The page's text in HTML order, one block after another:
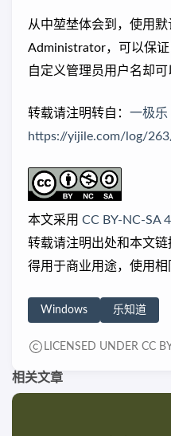
从中堃埜体会到，使用
Administrator，可以保
自定义管理员用户名却
转载请注明转自： 一极乐
https://yijile.com/log/
本文采用 CC BY-NC-SA
转载请注明出处和本文
得用于商业用途，使用相
Windows 乐知道
LICENSED UNDER CC
相关文章